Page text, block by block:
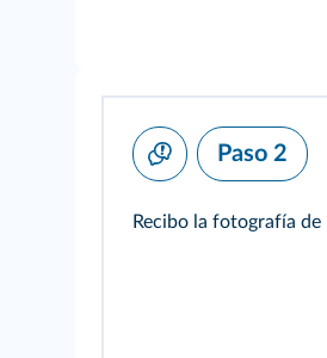
Paso 2
Recibo la fotografía